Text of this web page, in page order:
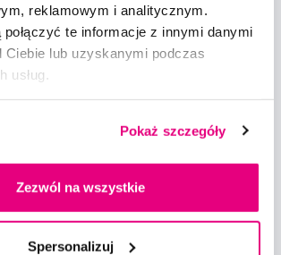
reklamowym i analitycznym.
te informacje z innymi danymi
Ciebie lub uzyskanymi podczas
usług.
Pokaż szczegóły
Zezwól na wszystkie
Spersonalizuj